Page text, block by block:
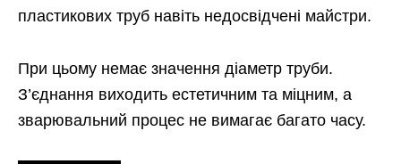
пластикових труб навіть недосвідчені майстри.
При цьому немає значення діаметр труби.
З’єднання виходить естетичним та міцним, а
зварювальний процес не вимагає багато часу.